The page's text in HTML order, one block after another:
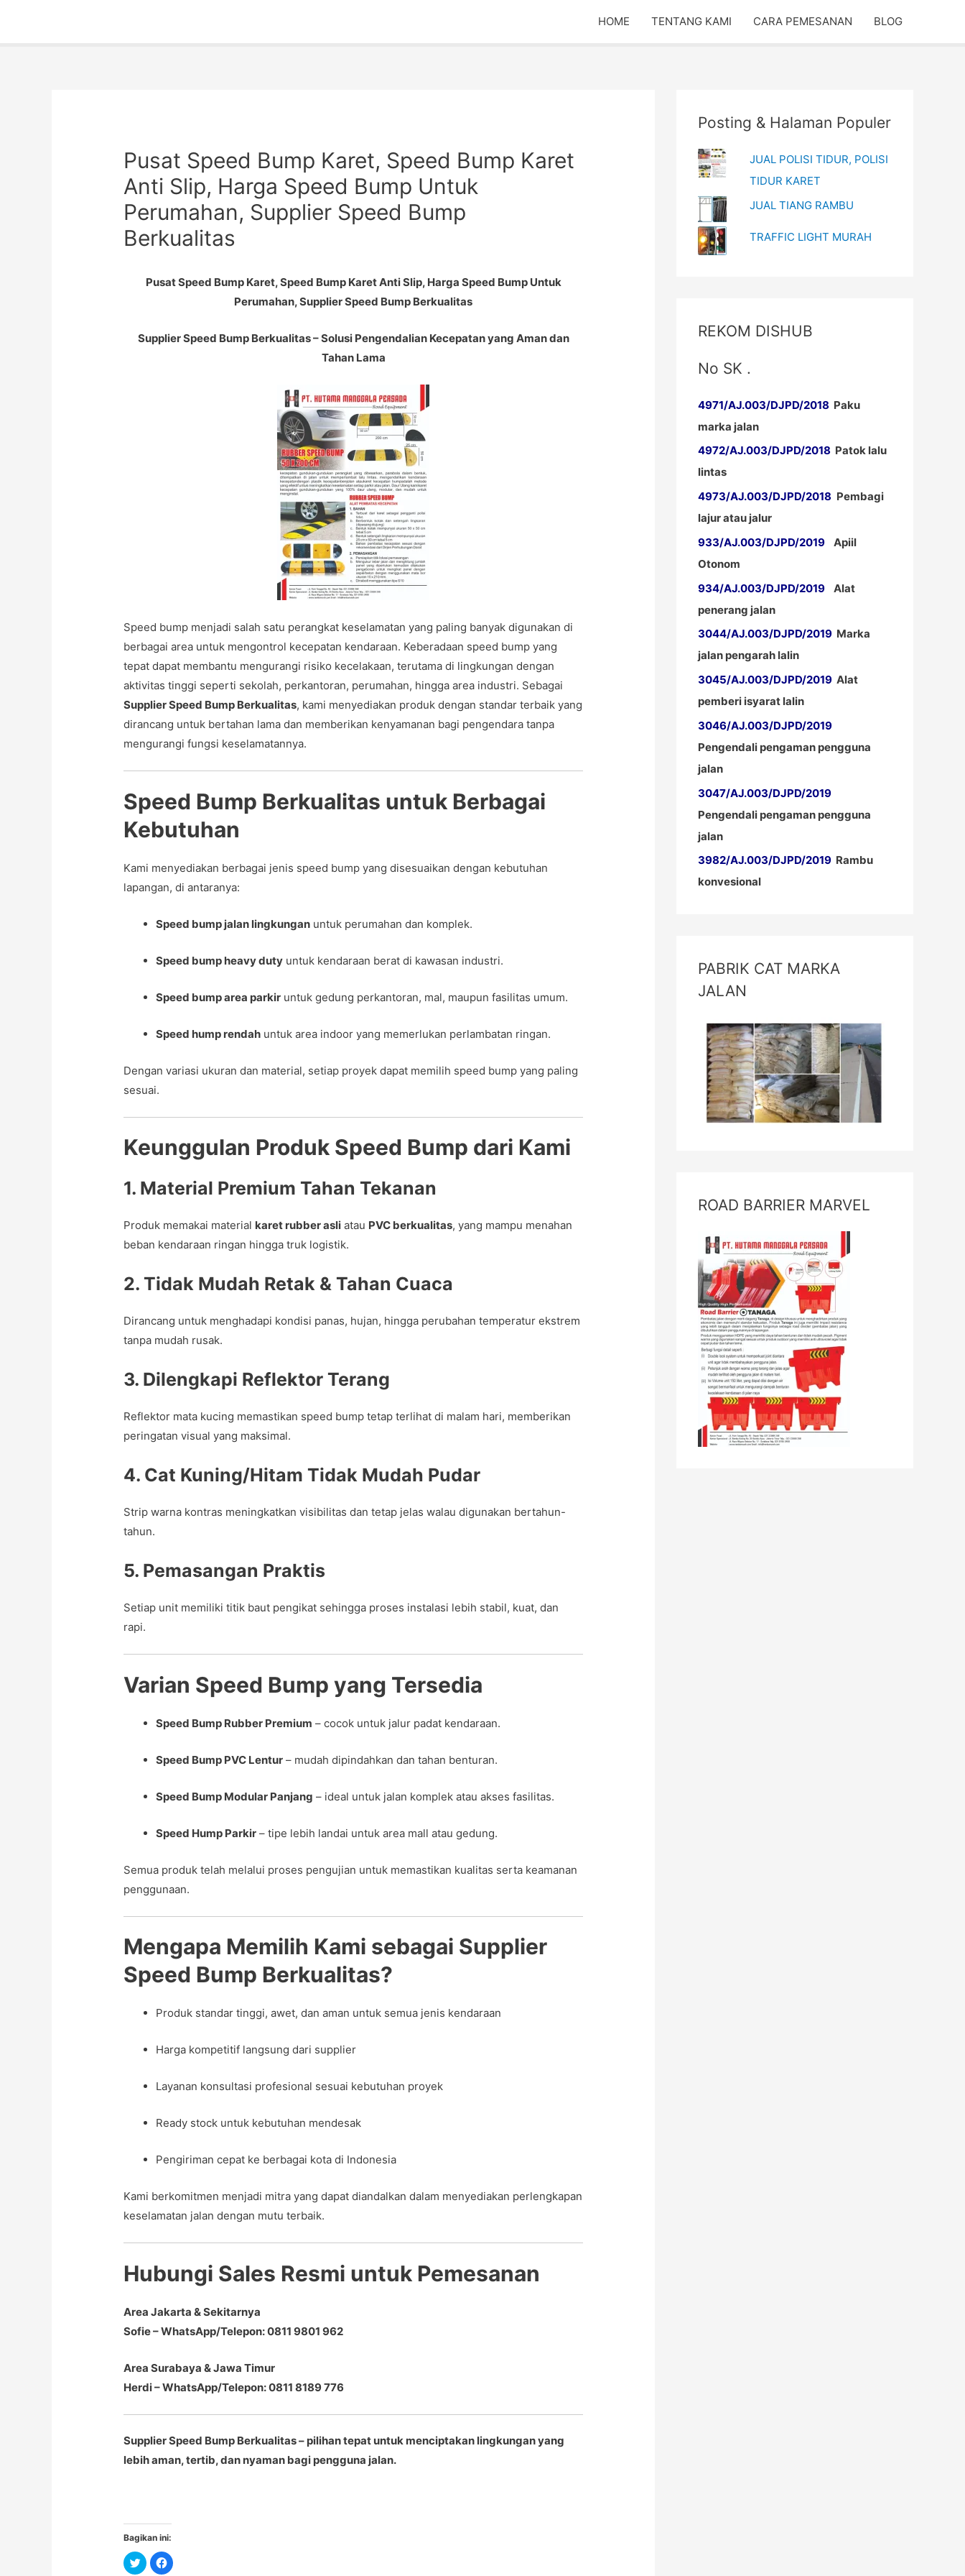
HOME TENTANG KAMI CARA PEMESANAN BLOG
Pusat Speed Bump Karet, Speed Bump Karet
Anti Slip, Harga Speed Bump Untuk
Perumahan, Supplier Speed Bump
Berkualitas
Pusat Speed Bump Karet, Speed Bump Karet Anti Slip, Harga Speed Bump Untuk
Perumahan, Supplier Speed Bump Berkualitas
Supplier Speed Bump Berkualitas – Solusi Pengendalian Kecepatan yang Aman dan
Tahan Lama
Speed bump menjadi salah satu perangkat keselamatan yang paling banyak digunakan di
berbagai area untuk mengontrol kecepatan kendaraan. Keberadaan speed bump yang
tepat dapat membantu mengurangi risiko kecelakaan, terutama di lingkungan dengan
aktivitas tinggi seperti sekolah, perkantoran, perumahan, hingga area industri. Sebagai
Supplier Speed Bump Berkualitas, kami menyediakan produk dengan standar terbaik yang
dirancang untuk bertahan lama dan memberikan kenyamanan bagi pengendara tanpa
mengurangi fungsi keselamatannya.
Speed Bump Berkualitas untuk Berbagai
Kebutuhan
Kami menyediakan berbagai jenis speed bump yang disesuaikan dengan kebutuhan
lapangan, di antaranya:
Speed bump jalan lingkungan untuk perumahan dan komplek.
Speed bump heavy duty untuk kendaraan berat di kawasan industri.
Speed bump area parkir untuk gedung perkantoran, mal, maupun fasilitas umum.
Speed hump rendah untuk area indoor yang memerlukan perlambatan ringan.
Dengan variasi ukuran dan material, setiap proyek dapat memilih speed bump yang paling
sesuai.
Keunggulan Produk Speed Bump dari Kami
1. Material Premium Tahan Tekanan
Produk memakai material karet rubber asli atau PVC berkualitas, yang mampu menahan
beban kendaraan ringan hingga truk logistik.
2. Tidak Mudah Retak & Tahan Cuaca
Dirancang untuk menghadapi kondisi panas, hujan, hingga perubahan temperatur ekstrem
tanpa mudah rusak.
3. Dilengkapi Reflektor Terang
Reflektor mata kucing memastikan speed bump tetap terlihat di malam hari, memberikan
peringatan visual yang maksimal.
4. Cat Kuning/Hitam Tidak Mudah Pudar
Strip warna kontras meningkatkan visibilitas dan tetap jelas walau digunakan bertahun-
tahun.
5. Pemasangan Praktis
Setiap unit memiliki titik baut pengikat sehingga proses instalasi lebih stabil, kuat, dan
rapi.
Varian Speed Bump yang Tersedia
Speed Bump Rubber Premium – cocok untuk jalur padat kendaraan.
Speed Bump PVC Lentur – mudah dipindahkan dan tahan benturan.
Speed Bump Modular Panjang – ideal untuk jalan komplek atau akses fasilitas.
Speed Hump Parkir – tipe lebih landai untuk area mall atau gedung.
Semua produk telah melalui proses pengujian untuk memastikan kualitas serta keamanan
penggunaan.
Mengapa Memilih Kami sebagai Supplier
Speed Bump Berkualitas?
Produk standar tinggi, awet, dan aman untuk semua jenis kendaraan
Harga kompetitif langsung dari supplier
Layanan konsultasi profesional sesuai kebutuhan proyek
Ready stock untuk kebutuhan mendesak
Pengiriman cepat ke berbagai kota di Indonesia
Kami berkomitmen menjadi mitra yang dapat diandalkan dalam menyediakan perlengkapan
keselamatan jalan dengan mutu terbaik.
Hubungi Sales Resmi untuk Pemesanan
Area Jakarta & Sekitarnya
Sofie – WhatsApp/Telepon: 0811 9801 962
Area Surabaya & Jawa Timur
Herdi – WhatsApp/Telepon: 0811 8189 776
Supplier Speed Bump Berkualitas – pilihan tepat untuk menciptakan lingkungan yang
lebih aman, tertib, dan nyaman bagi pengguna jalan.
Bagikan ini:
C
l
C
l
Posting & Halaman Populer
JUAL POLISI TIDUR, POLISI
TIDUR KARET
JUAL TIANG RAMBU
TRAFFIC LIGHT MURAH
REKOM DISHUB
No SK .
4971/AJ.003/DJPD/2018 Paku
marka jalan
4972/AJ.003/DJPD/2018 Patok lalu
lintas
4973/AJ.003/DJPD/2018 Pembagi
lajur atau jalur
933/AJ.003/DJPD/2019 Apiil
Otonom
934/AJ.003/DJPD/2019 Alat
penerang jalan
3044/AJ.003/DJPD/2019 Marka
jalan pengarah lalin
3045/AJ.003/DJPD/2019 Alat
pemberi isyarat lalin
3046/AJ.003/DJPD/2019
Pengendali pengaman pengguna
jalan
3047/AJ.003/DJPD/2019
Pengendali pengaman pengguna
jalan
3982/AJ.003/DJPD/2019 Rambu
konvesional
PABRIK CAT MARKA
JALAN
ROAD BARRIER MARVEL